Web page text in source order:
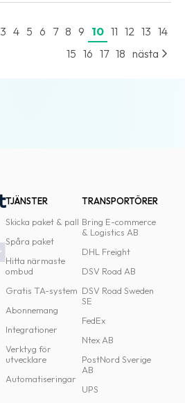
3 4 5 6 7 8 9 10 11 12 13 14
15 16 17 18 nästa
TJÄNSTER
Skicka paket & pall
Spåra paket
Hitta närmaste
ombud
Gratis TA-system
Abonnemang
Integrationer
Verktyg för
utvecklare
Automatiseringar
TRANSPORTÖRER
Bring E-commerce
& Logistics AB
DHL Freight
DSV Road AB
DSV Road Sweden
SE
FedEx
Ntex AB
PostNord Sverige
AB
UPS